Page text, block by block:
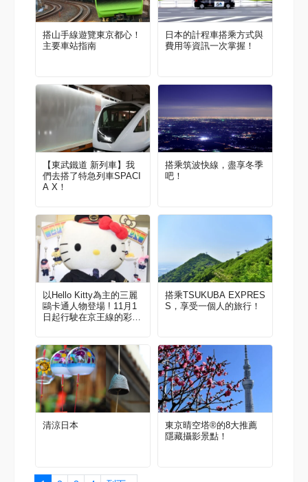
搭山手線遊覽東京都心！
主要車站指南
日本的計程車搭乘方式與
費用等資訊一次掌握！
【東武鐵道 新列車】我
們去搭了特急列車SPACI
A X！
搭乘筑波快線，盡享冬季
吧！
以Hello Kitty為主的三麗
鷗卡通人物登場 ! 11月1
日起行駛在京王線的彩繪
搭乘TSUKUBA EXPRES
S，享受一個人的旅行！
清涼日本
東京晴空塔®的8大推薦
隱藏攝影景點！